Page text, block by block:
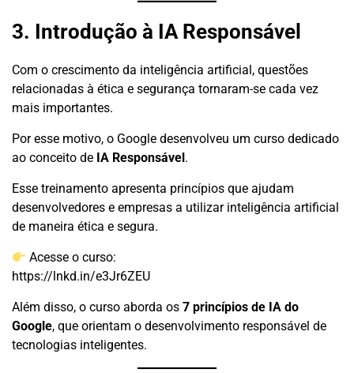
3. Introdução à IA Responsável
Com o crescimento da inteligência artificial, questões
relacionadas à ética e segurança tornaram-se cada vez
mais importantes.
Por esse motivo, o Google desenvolveu um curso dedicado
ao conceito de IA Responsável .
Esse treinamento apresenta princípios que ajudam
desenvolvedores e empresas a utilizar inteligência artificial
de maneira ética e segura.
Acesse o curso:
https://lnkd.in/e3Jr6ZEU
Além disso, o curso aborda os 7 princípios de IA do
Google, que orientam o desenvolvimento responsável de
tecnologias inteligentes.